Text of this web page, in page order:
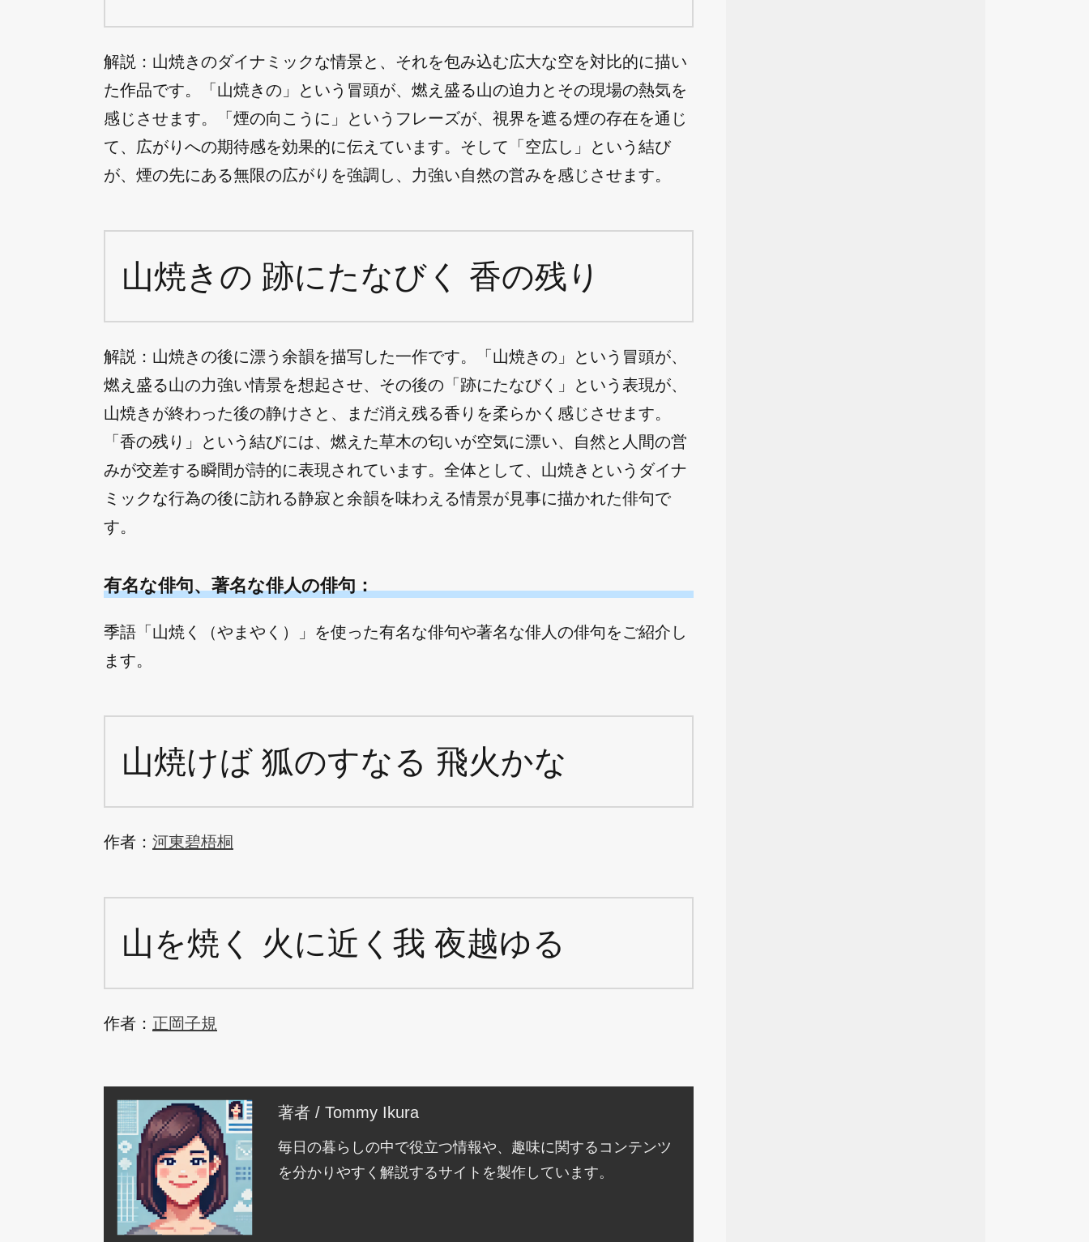
解説：山焼きのダイナミックな情景と、それを包み込む広大な空を対比的に描い
た作品です。「山焼きの」という冒頭が、燃え盛る山の迫力とその現場の熱気を
感じさせます。「煙の向こうに」というフレーズが、視界を遮る煙の存在を通じ
て、広がりへの期待感を効果的に伝えています。そして「空広し」という結び
が、煙の先にある無限の広がりを強調し、力強い自然の営みを感じさせます。
山焼きの 跡にたなびく 香の残り
解説：山焼きの後に漂う余韻を描写した一作です。「山焼きの」という冒頭が、
燃え盛る山の力強い情景を想起させ、その後の「跡にたなびく」という表現が、
山焼きが終わった後の静けさと、まだ消え残る香りを柔らかく感じさせます。
「香の残り」という結びには、燃えた草木の匂いが空気に漂い、自然と人間の営
みが交差する瞬間が詩的に表現されています。全体として、山焼きというダイナ
ミックな行為の後に訪れる静寂と余韻を味わえる情景が見事に描かれた俳句で
す。
有名な俳句、著名な俳人の俳句：
季語「山焼く（やまやく）」を使った有名な俳句や著名な俳人の俳句をご紹介し
ます。
山焼けば 狐のすなる 飛火かな
作者： 河東碧梧桐
山を焼く 火に近く我 夜越ゆる
作者： 正岡子規
著者 / Tommy Ikura
毎日の暮らしの中で役立つ情報や、趣味に関するコンテンツ
を分かりやすく解説するサイトを製作しています。